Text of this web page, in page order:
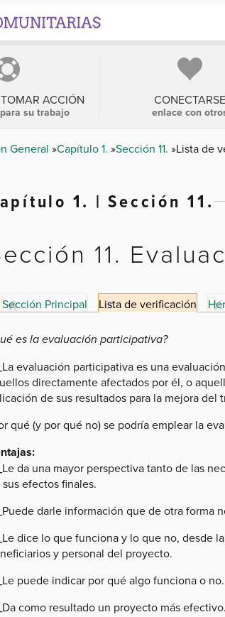
ACCIÓN
su trabajo
CONECTARSE
enlace con
General Capítulo 1. Sección 11. Lista de
1. | Sección 11.
11.
Sección Principal Lista de verificación
es la evaluación participativa?
evaluación participativa es una
directamente afectados por él, o
de sus resultados para la mejora del
qué (y por qué no) se podría emplear la
da una mayor perspectiva tanto de las
efectos finales.
darle información que de otra forma
dice lo que funciona y lo que no,
y personal del proyecto.
puede indicar por qué algo funciona o no.
como resultado un proyecto más efectivo.